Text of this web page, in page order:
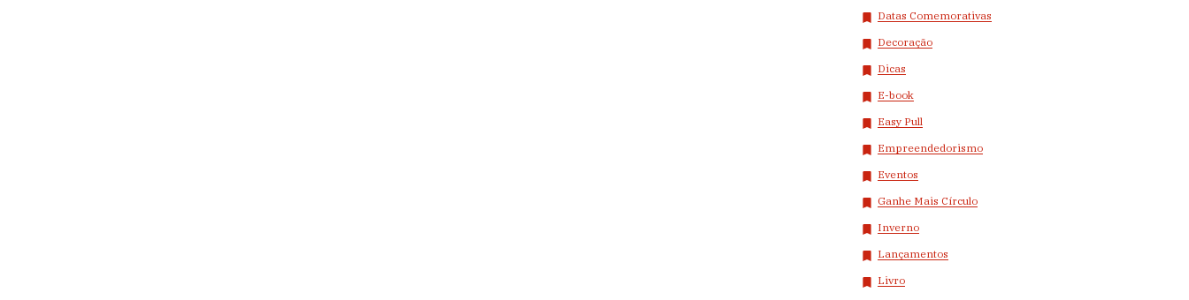
Datas Comemorativas
Decoração
Dicas
E-book
Easy Pull
Empreendedorismo
Eventos
Ganhe Mais Círculo
Inverno
Lançamentos
Livro